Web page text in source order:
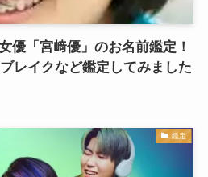
優「宮﨑優」のお名前鑑定！
レイクなど鑑定してみました
鑑定